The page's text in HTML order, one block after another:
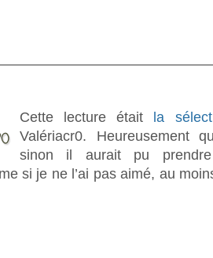
Cette lecture était
la
Valériacr0. Heureusement
sinon il aurait pu
si je ne l’ai pas aimé, au